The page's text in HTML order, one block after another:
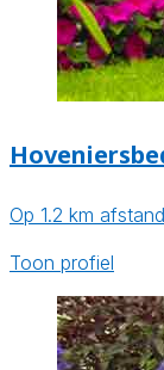
Op 1.2 km afstand
Toon profiel